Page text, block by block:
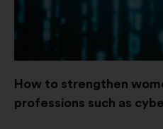
How to strengthen
professions such as